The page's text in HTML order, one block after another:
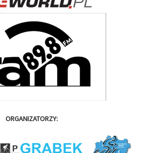
ORGANIZATORZY: